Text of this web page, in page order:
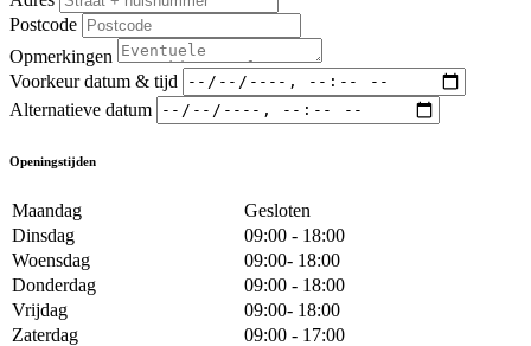
Postcode
Opmerkingen
Voorkeur datum & tijd
Alternatieve datum
Openingstijden
Maandag
Gesloten
Dinsdag
09:00 - 18:00
Woensdag
09:00- 18:00
Donderdag
09:00 - 18:00
Vrijdag
09:00- 18:00
Zaterdag
09:00 - 17:00